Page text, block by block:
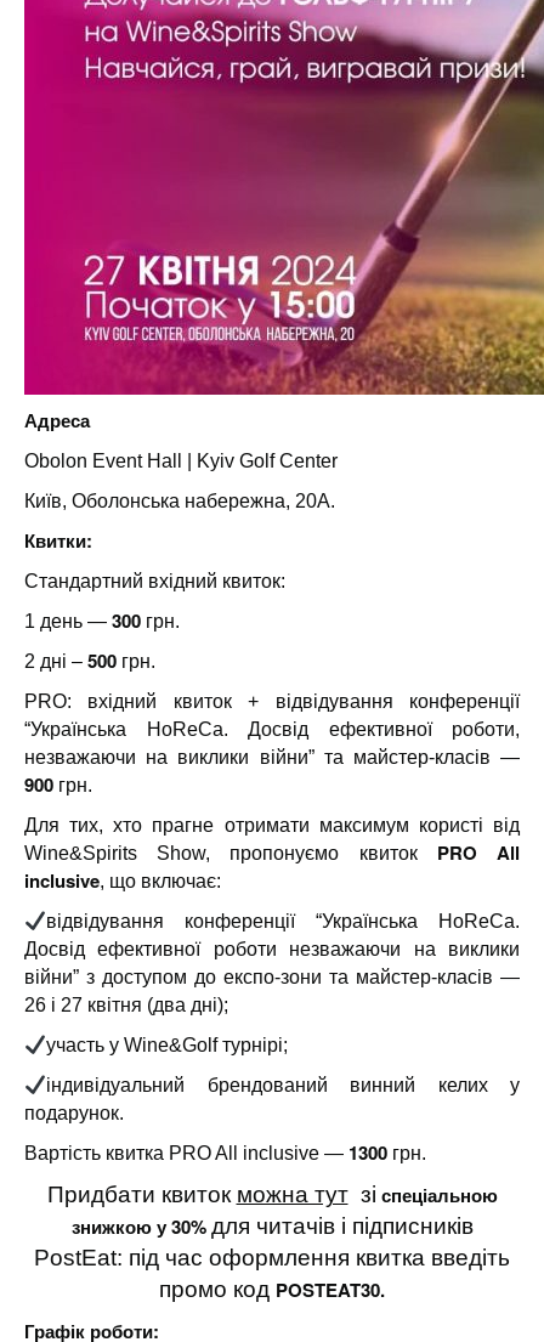
Адреса
Obolon Event Hall | Kyiv Golf Center
Київ, Оболонська набережна, 20А.
Квитки:
Стандартний вхідний квиток:
1 день — 300 грн.
2 дні – 500 грн.
PRO: вхідний квиток + відвідування конференції
“Українська HoReCa. Досвід ефективної роботи,
незважаючи на виклики війни” та майстер-класів —
900 грн.
Для тих, хто прагне отримати максимум користі від
Wine&Spirits Show, пропонуємо квиток PRO All
inclusive, що включає:
відвідування конференції “Українська HoReCa.
Досвід ефективної роботи незважаючи на виклики
війни” з доступом до експо-зони та майстер-класів —
26 і 27 квітня (два дні);
участь у Wine&Golf турнірі;
індивідуальний брендований винний келих у
подарунок.
Вартість квитка PRO All inclusive — 1300 грн.
Придбати квиток можна тутзі спеціальною
знижкою у 30%для читачів і підписників
PostEat: під час оформлення квитка введіть
промо код POSTEAT30.
Графік роботи: